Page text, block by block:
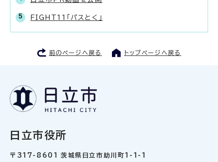
FIGHT11「パスとく」
前のページへ戻る トップページへ戻る
日立市役所
〒317-8601 茨城県日立市助川町1-1-1